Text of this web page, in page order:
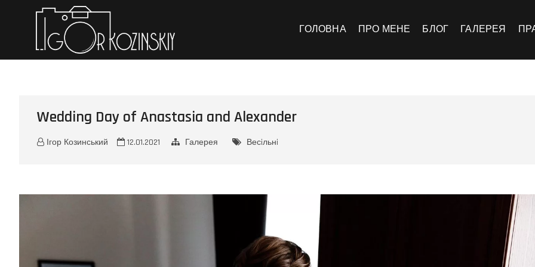
Iгор Козинський
ГОЛОВНА ПРО МЕНЕ БЛОГ ГАЛЕРЕЯ
Wedding Day of Anastasia and Alexander
Ігор Козинський 12.01.2021 Галерея Весiльнi